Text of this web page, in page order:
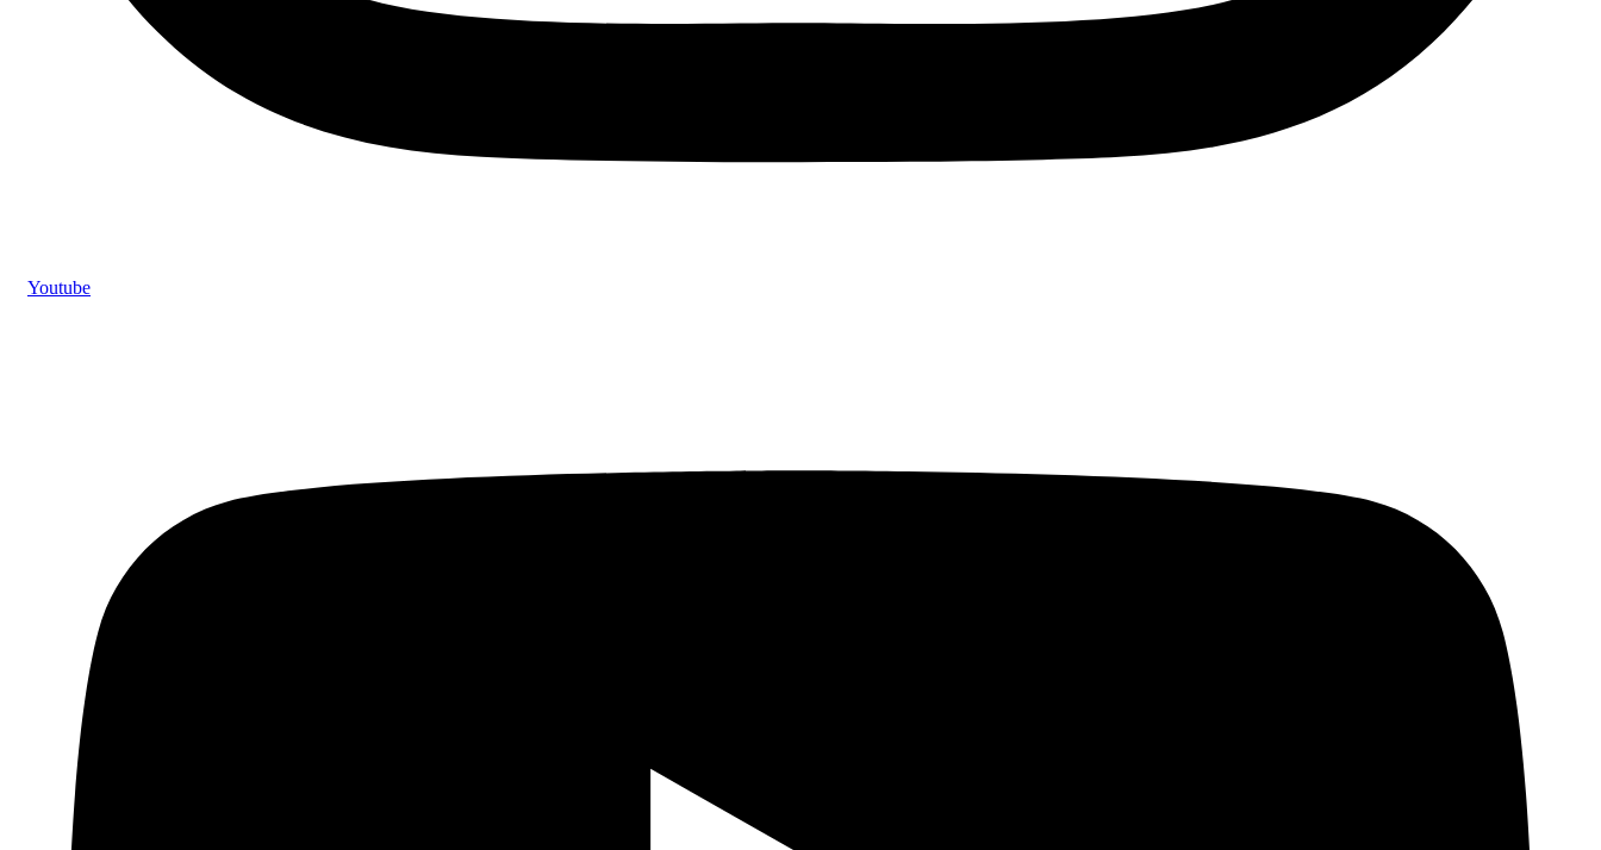
Youtube